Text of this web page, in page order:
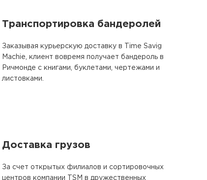
Транспортировка бандеролей
Заказывая курьерскую доставку в Time Savig
Machie, клиент вовремя получает бандероль в
Ричмонде с книгами, буклетами, чертежами и
листовками.
Доставка грузов
За счет открытых филиалов и сортировочных
центров компании TSM в дружественных